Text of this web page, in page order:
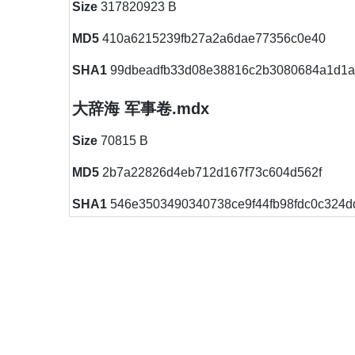
Size 317820923 B
MD5 410a6215239fb27a2a6dae77356c0e40
SHA1
大辞海 军事卷.mdx
Size 70815 B
MD5 2b7a22826d4eb712d167f73c604d562f
SHA1